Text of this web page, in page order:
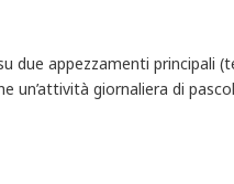
due appezzamenti principali
un’attività giornaliera di